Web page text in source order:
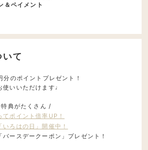
＆ペイメント
て
のポイントプレゼント！
使いいただけます♩
典がたくさん /
ポイント倍率UP！
ろはの日」開催中！
バースデークーポン」プレゼント！